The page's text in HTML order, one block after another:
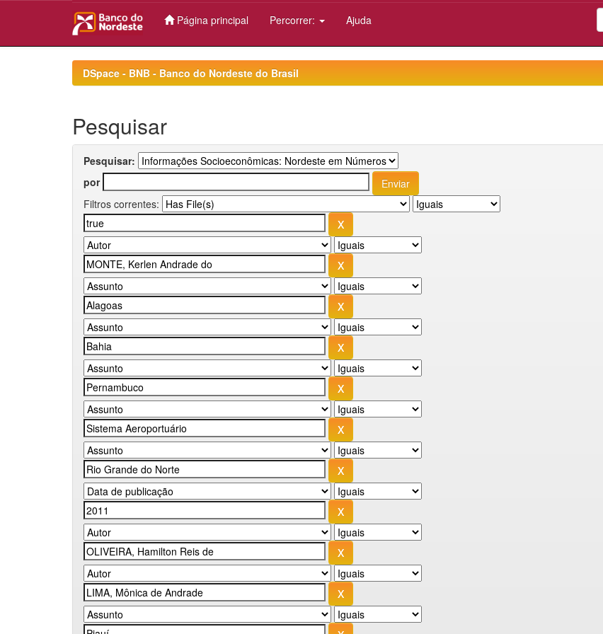
Página principal Percorrer: Ajuda
DSpace - BNB - Banco do Nordeste do Brasil
Pesquisar
Pesquisar:
por
Filtros correntes: